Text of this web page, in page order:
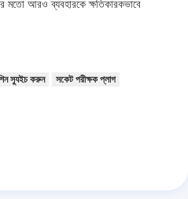
মতো আরও ব্যবহারকে ক্ষতিকারকভাবে
স্যুইচ করুন সকেট পরীক্ষক প্লাগ